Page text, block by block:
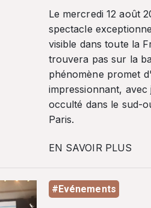
Le mercredi 12 août
spectacle
visible dans toute la
trouvera pas sur la
phénomène promet
impressionnant,
occulté dans le sud-
Paris.
EN SAVOIR PLUS
#Evénements